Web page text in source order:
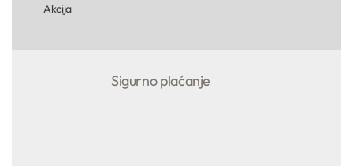
Akcija
Sigurno plaćanje